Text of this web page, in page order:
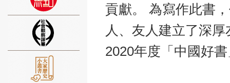
貢獻。 為寫作此書
人、友人建立了深
2020年度「中國好